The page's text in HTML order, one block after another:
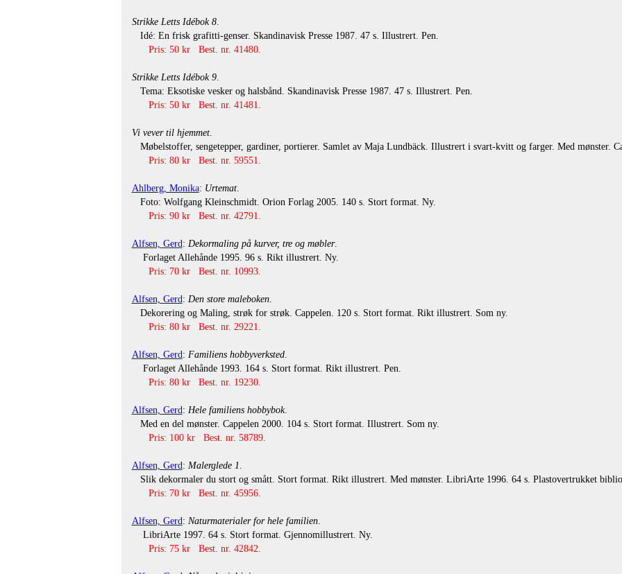
Strikke Letts Idébok 8.
Idé: En frisk grafitti-genser. Skandinavisk Presse 1987. 47 s. Illustrert. Pen.
Pris: 50 kr Best. nr. 41480.
Strikke Letts Idébok 9.
Tema: Eksotiske vesker og halsbånd. Skandinavisk Presse 1987. 47 s. Illustrert. Pen.
Pris: 50 kr Best. nr. 41481.
Vi vever til hjemmet.
Møbelstoffer, sengetepper, gardiner, portierer. Samlet av Maja Lundbäck. Illustrert i svart-kvitt og farger. Med mønster.
Pris: 80 kr Best. nr. 59551.
Ahlberg, Monika: Urtemat.
Foto: Wolfgang Kleinschmidt. Orion Forlag 2005. 140 s. Stort format. Ny.
Pris: 90 kr Best. nr. 42791.
Alfsen, Gerd: Dekormaling på kurver, tre og møbler.
Forlaget Allehånde 1995. 96 s. Rikt illustrert. Ny.
Pris: 70 kr Best. nr. 10993.
Alfsen, Gerd: Den store maleboken.
Dekorering og Maling, strøk for strøk. Cappelen. 120 s. Stort format. Rikt illustrert. Som ny.
Pris: 80 kr Best. nr. 29221.
Alfsen, Gerd: Familiens hobbyverksted.
Forlaget Allehånde 1993. 164 s. Stort format. Rikt illustrert. Pen.
Pris: 80 kr Best. nr. 19230.
Alfsen, Gerd: Hele familiens hobbybok.
Med en del mønster. Cappelen 2000. 104 s. Stort format. Illustrert. Som ny.
Pris: 100 kr Best. nr. 58789.
Alfsen, Gerd: Malerglede 1
Slik dekormaler du stort og smått. Stort format. Rikt illustrert. Med mønster. LibriArte 1996. 64 s. Plastovertrukket
Pris: 70 kr Best. nr. 45956.
Alfsen, Gerd: Naturmaterialer for hele familien.
LibriArte 1997. 64 s. Stort format. Gjennomillustrert. Ny.
Pris: 75 kr Best. nr. 42842.